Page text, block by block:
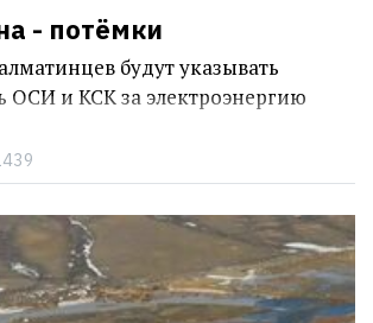
- потёмки
будут указывать
ОСИ и КСК за электроэнергию